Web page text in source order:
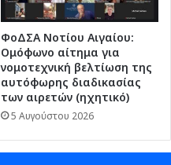
ΦοΔΣΑ Νοτίου Αιγαίου:
Ομόφωνο αίτημα για
νομοτεχνική βελτίωση της
αυτόφωρης διαδικασίας
των αιρετών (ηχητικό)
5 Αυγούστου 2026